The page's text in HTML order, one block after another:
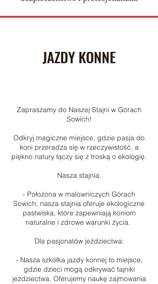
JAZDY KONNE
Zapraszamy do Naszej Stajni w Górach
Sowich!
Odkryj magiczne miejsce, gdzie pasja do
koni przeradza się w rzeczywistość, a
piękno natury łączy się z troską o ekologię.
Nasza stajnia:
- Położona w malowniczych Górach
Sowich, nasza stajnia oferuje ekologiczne
pastwiska, które zapewniają koniom
naturalne i zdrowe warunki życia.
Dla pasjonatów jeździectwa:
- Nasza szkółka jazdy konnej to miejsce,
gdzie dzieci mogą odkrywać tajniki
jeździectwa. Oferujemy naukę zajmowania